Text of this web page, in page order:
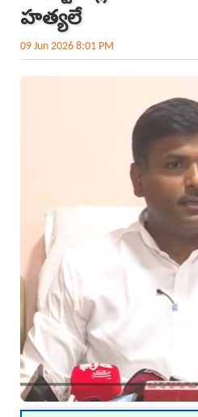
హత్యలే
09 Jun 2026 8:01 PM